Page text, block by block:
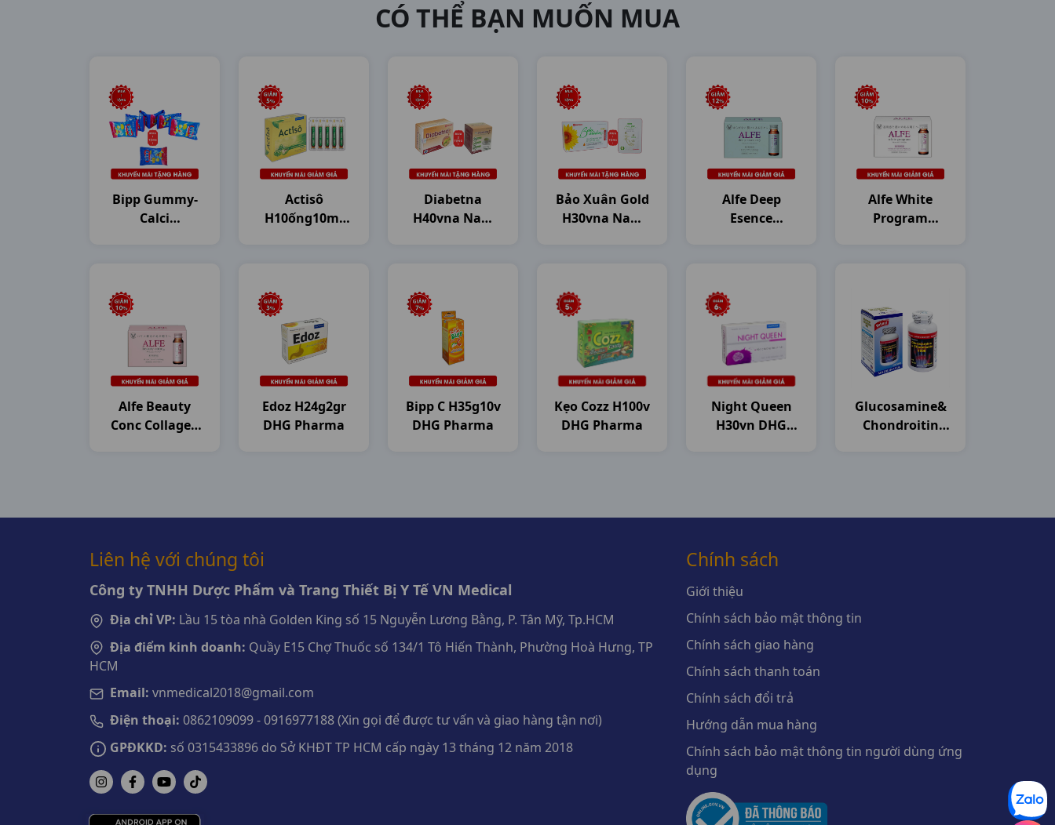
CÓ THỂ BẠN MUỐN MUA
Bipp Gummy-
Calci
Actisô
H10ống10ml
Diabetna
H40vna Nam
Bảo Xuân Gold
H30vna Nam
Alfe Deep
Esence
Alfe White
Program
Alfe Beauty
Conc Collagen
Edoz H24g2gr
DHG Pharma
Bipp C H35g10v
DHG Pharma
Kẹo Cozz H100v
DHG Pharma
Night Queen
H30vn DHG
Glucosamine&
Chondroitin
Liên hệ với chúng tôi
Công ty TNHH Dược Phẩm và Trang Thiết Bị Y Tế VN Medical
Địa chỉ VP: Lầu 15 tòa nhà Golden King số 15 Nguyễn Lương Bằng, P. Tân Mỹ, Tp.HCM
Địa điểm kinh doanh: Quầy E15 Chợ Thuốc số 134/1 Tô Hiến Thành, Phường Hoà Hưng, TP
HCM
Email: vnmedical2018@gmail.com
Điện thoại: 0862109099 - 0916977188 (Xin gọi để được tư vấn và giao hàng tận nơi)
GPĐKKD: số 0315433896 do Sở KHĐT TP HCM cấp ngày 13 tháng 12 năm 2018
Chính sách
Giới thiệu
Chính sách bảo mật thông tin
Chính sách giao hàng
Chính sách thanh toán
Chính sách đổi trả
Hướng dẫn mua hàng
Chính sách bảo mật thông tin người dùng ứng
dụng